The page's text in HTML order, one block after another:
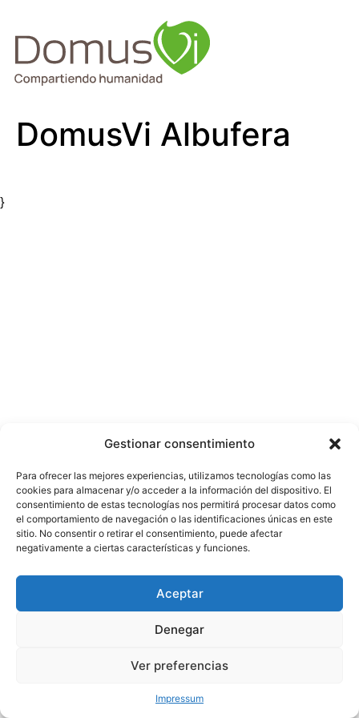
Gestionar consentimiento
Para ofrecer las mejores experiencias, utilizamos tecnologías como las
cookies para almacenar y/o acceder a la información del dispositivo. El
consentimiento de estas tecnologías nos permitirá procesar datos como
el comportamiento de navegación o las identificaciones únicas en este
sitio. No consentir o retirar el consentimiento, puede afectar
negativamente a ciertas características y funciones.
Aceptar
Denegar
Ver preferencias
Impressum
DomusVi Albufera
}